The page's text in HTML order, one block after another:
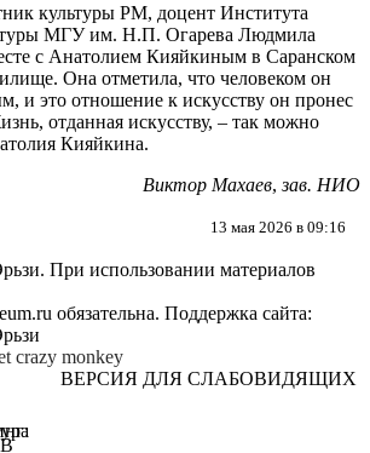
культуры РМ, доцент Института
МГУ им. Н.П. Огарева Людмила
с Анатолием Кияйкиным в Саранском
Она отметила, что человеком он
и это отношение к искусству он пронес
отданная искусству, – так можно
Кияйкина.
Виктор Махаев,зав. НИО
13 мая 2026 в 09:16
При использовании материалов
обязательна. Поддержка сайта:
crazy monkey
ВЕРСИЯ ДЛЯ СЛАБОВИДЯЩИХ